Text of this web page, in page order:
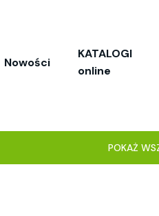
Nowości
KATALOGI
online
POKAŻ